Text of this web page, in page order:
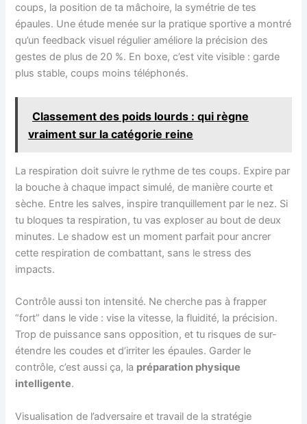
coups, la position de ta mâchoire, la symétrie de tes
épaules. Une étude menée sur la pratique sportive a montré
qu’un feedback visuel régulier améliore la précision des
gestes de plus de 20 %. En boxe, c’est vite visible : garde
plus stable, coups moins téléphonés.
Classement des poids lourds : qui règne
vraiment sur la catégorie reine
La respiration doit suivre le rythme de tes coups. Expire par
la bouche à chaque impact simulé, de manière courte et
sèche. Entre les salves, inspire tranquillement par le nez. Si
tu bloques ta respiration, tu vas exploser au bout de deux
minutes. Le shadow est un moment parfait pour ancrer
cette respiration de combattant, sans le stress des
impacts.
Contrôle aussi ton intensité. Ne cherche pas à frapper
“fort” dans le vide : vise la vitesse, la fluidité, la précision.
Trop de puissance sans opposition, et tu risques de sur-
étendre les coudes et d’irriter les épaules. Garder le
contrôle, c’est aussi ça, la préparation physique
intelligente.
Visualisation de l’adversaire et travail de la stratégie